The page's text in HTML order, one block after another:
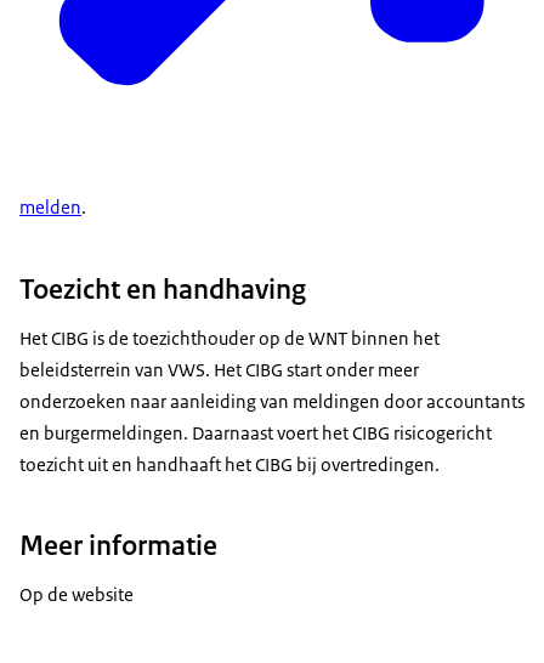
melden.
Toezicht en handhaving
Het CIBG is de toezichthouder op de WNT binnen het
beleidsterrein van VWS. Het CIBG start onder meer
onderzoeken naar aanleiding van meldingen door accountants
en burgermeldingen. Daarnaast voert het CIBG risicogericht
toezicht uit en handhaaft het CIBG bij overtredingen.
Meer informatie
Op de website